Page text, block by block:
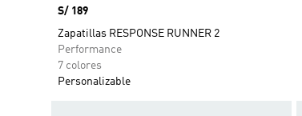
Precio
S/ 189
Zapatillas RESPONSE RUNNER 2
Performance
7 colores
Personalizable